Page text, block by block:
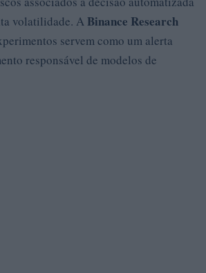
volatilidade. A Binance Research
servem como um alerta
responsável de modelos de